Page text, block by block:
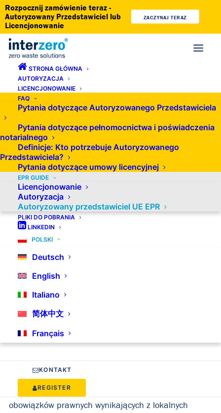
Rozpocznij zamówienie teraz -
Autoryzowany Przedstawiciel lub
Licencjonowanie
ZACZYNAJ TERAZ
STRONA GŁÓWNA
AUTORYZACJA
LICENCJONOWANIE
FAQ
Pytania dotyczące Autoryzowanego Przedstawiciela
Pytania dotyczące pełnomocnictwa i poświadczenia
notarialnego
Definicje: Kto potrzebuje Autoryzowanego
Przedstawiciela?
Pytania dotyczące umowy licencyjnej
EPR GUIDE
Licencjonowanie
Autoryzacja
Autoryzowany przedstawiciel UE EPR
PLIKI DO POBRANIA
LINKEDIN
POLSKI
Deutsch
English
Italiano
简体中文
Français
KONTAKT
REGISTER
Autoryzowany przedstawiciel EPR
w UE
Sprzedajesz swoje produkty zagranicznym klientom z
państw członkowskich UE? Planujesz rozpocząć taką
sprzedaż, ale nie wiesz, jakie formalności musisz
spełnić? Jeśli chcesz sprzedawać produkty za
pośrednictwem sklepu internetowego, platformy
W krajach UE, zgodnie z przepisami o rozszerzonej
odpowiedzialności producenta (ROP), wymagane jest
wyznaczenie autoryzowanego przedstawiciela
(zwanego również autoryzowanym przedstawicielem).
producenta (tj. Państwa firmę) przed lokalnymi
władzami i organami oraz zapewnia wypełnienie
obowiązków prawnych wynikających z lokalnych